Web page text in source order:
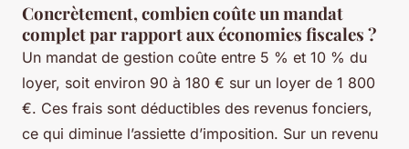
Concrètement, combien coûte un mandat
complet par rapport aux économies fiscales ?
Un mandat de gestion coûte entre 5 % et 10 % du
loyer, soit environ 90 à 180 € sur un loyer de 1 800
€. Ces frais sont déductibles des revenus fonciers,
ce qui diminue l’assiette d’imposition. Sur un revenu